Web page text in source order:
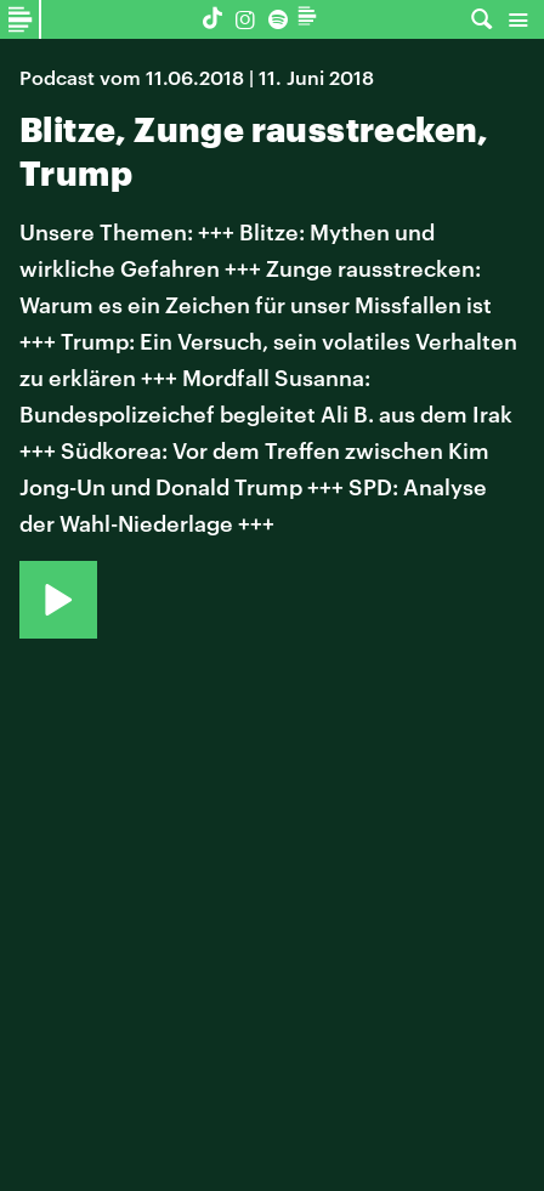
Podcast vom 11.06.2018 | 11. Juni 2018
Blitze, Zunge rausstrecken,
Trump
Unsere Themen: +++ Blitze: Mythen und
wirkliche Gefahren +++ Zunge rausstrecken:
Warum es ein Zeichen für unser Missfallen ist
+++ Trump: Ein Versuch, sein volatiles Verhalten
zu erklären +++ Mordfall Susanna:
Bundespolizeichef begleitet Ali B. aus dem Irak
+++ Südkorea: Vor dem Treffen zwischen Kim
Jong-Un und Donald Trump +++ SPD: Analyse
der Wahl-Niederlage +++